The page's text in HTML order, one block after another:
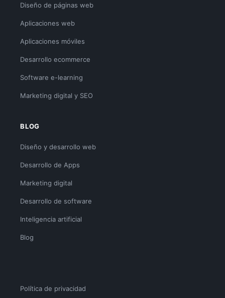
Diseño de páginas web
Aplicaciones web
Aplicaciones móviles
Desarrollo ecommerce
Software e-learning
Marketing digital y SEO
BLOG
Diseño y desarrollo web
Desarrollo de Apps
Marketing digital
Desarrollo de software
Inteligencia artificial
Blog
Política de privacidad